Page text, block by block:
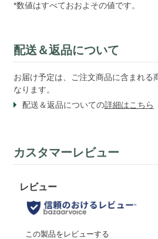
*数値はすべておおよその値です。
配送＆返品について
お届け予定は、ご注文商品に含まれる
なります。
配送＆返品についての詳細はこちら
カスタマーレビュー